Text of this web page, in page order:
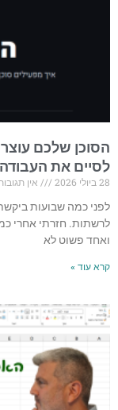
הסוכן שלכם עוצר
לסיים את העבודה
28 ביולי 2026
אין
לרשתות. חזרתי אחרי
ואחד פשוט לא
קרא עוד »